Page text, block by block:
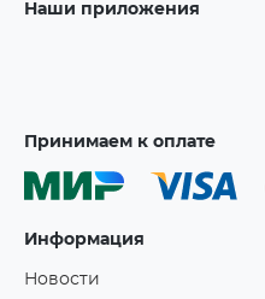
Наши приложения
Принимаем к оплате
Информация
Новости